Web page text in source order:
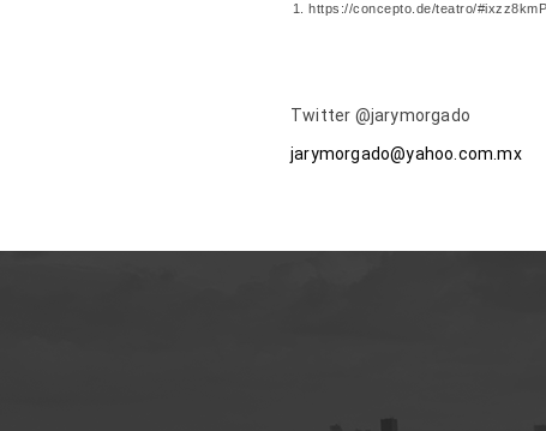
https://concepto.de/teatro/
Twitter @jarymorgado
jarymorgado@yahoo.com.mx